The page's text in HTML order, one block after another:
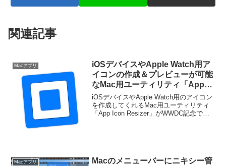
関連記事
Macアプリ
iOSデバイスやApple Watch用ア
イコンの作成＆プレビューが可能
なMac用ユーティリティ「App
Icon Resizer」がWWDC記念で
無料セール中。
iOSデバイスやApple Watch用のアイコン
を作成してくれるMac用ユーティリティ
「App Icon Resizer」がWWDC記念で無
Macアプリ
Macのメニューバーにニキシー管